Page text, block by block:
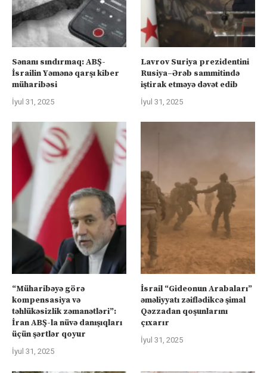
Sənanı sındırmaq: ABŞ-
İsrailin Yəmənə qarşı kiber
müharibəsi
İyul 31, 2025
Lavrov Suriya prezidentini
Rusiya–Ərəb sammitində
iştirak etməyə dəvət edib
İyul 31, 2025
“Müharibəyə görə
kompensasiya və
təhlükəsizlik zəmanətləri”:
İran ABŞ-la nüvə danışıqları
üçün şərtlər qoyur
İyul 31, 2025
İsrail “Gideonun Arabaları”
əməliyyatı zəiflədikcə şimal
Qəzzadan qoşunlarını
çıxarır
İyul 31, 2025